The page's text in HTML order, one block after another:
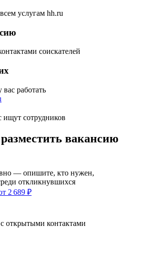
услугам hh.ru
соискателей
работать
ищут сотрудников
вакансию
— опишите, кто нужен,
откликнувшихся
2 689 ₽
открытыми контактами